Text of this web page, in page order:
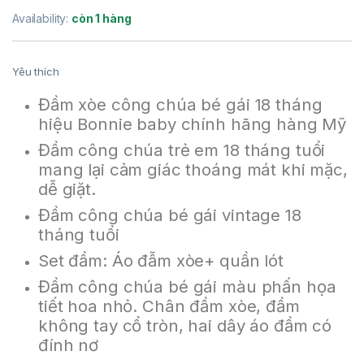
Availability: còn 1 hàng
Yêu thích
Đầm xòe công chúa bé gái 18 tháng
hiệu Bonnie baby chính hãng hàng Mỹ
Đầm công chúa trẻ em 18 tháng tuổi
mang lại cảm giác thoáng mát khi mặc,
dễ giặt.
Đầm công chúa bé gái vintage 18
tháng tuổi
Set đầm: Áo đẫm xòe+ quần lót
Đầm công chúa bé gái màu phấn họa
tiết hoa nhỏ. Chân đầm xòe, đầm
không tay cổ tròn, hai dây áo đầm có
đính nơ